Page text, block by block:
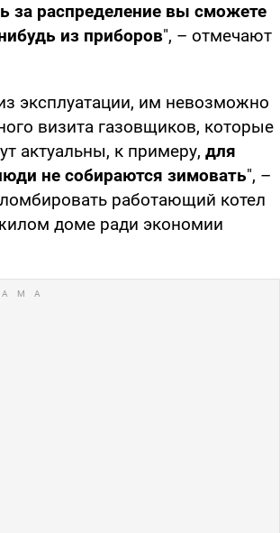
за распределение вы сможете
из приборов", – отмечают
эксплуатации, им невозможно
визита газовщиков, которые
актуальны, к примеру, для
не собираются зимовать", –
работающий котел
доме ради экономии